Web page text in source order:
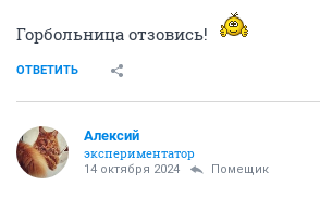
Горбольница отзовись!
ОТВЕТИТЬ
Алексий
экспериментатор
14 октября 2024 Помещик